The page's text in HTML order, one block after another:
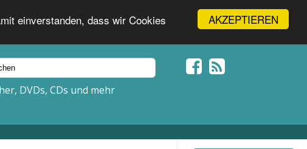
AKZEPTIEREN
einverstanden, dass wir Cookies
DVDs, CDs und mehr